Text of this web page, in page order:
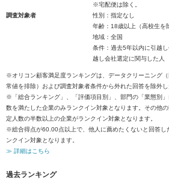
※宅配便は除く。
調査対象者
性別：指定なし
年齢：18歳以上（高校生を
地域：全国
条件：過去5年以内に引越
越し会社選定に関与した人
※オリコン顧客満足度ランキングは、データクリーニング
常値を排除）および調査対象者条件から外れた回答を除外し
※「総合ランキング」、「評価項目別」、部門の「業態別
数を満たした企業のみランクイン対象となります。その他
定人数の半数以上の企業がランクイン対象となります。
※総合得点が60.00点以上で、他人に薦めたくないと回答し
ンクイン対象となります。
≫ 詳細はこちら
過去ランキング